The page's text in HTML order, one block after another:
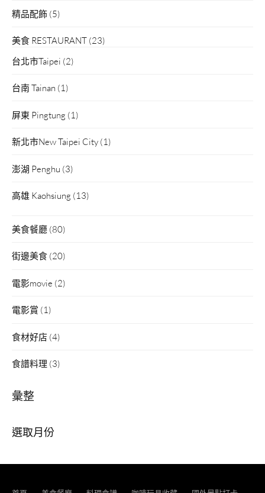
精品配飾 (5)
美食 RESTAURANT (23)
台北市Taipei (2)
台南 Tainan (1)
屏東 Pingtung (1)
新北市New Taipei City (1)
澎湖 Penghu (3)
高雄 Kaohsiung (13)
美食餐廳 (80)
街邊美食 (20)
電影movie (2)
電影賞 (1)
食材好店 (4)
食譜料理 (3)
彙整
整